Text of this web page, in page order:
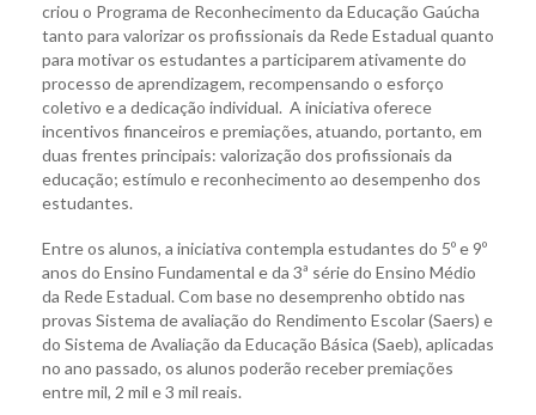
criou o Programa de Reconhecimento da Educação Gaúcha
tanto para valorizar os profissionais da Rede Estadual quanto
para motivar os estudantes a participarem ativamente do
processo de aprendizagem, recompensando o esforço
coletivo e a dedicação individual. A iniciativa oferece
incentivos financeiros e premiações, atuando, portanto, em
duas frentes principais: valorização dos profissionais da
educação; estímulo e reconhecimento ao desempenho dos
estudantes.
Entre os alunos, a iniciativa contempla estudantes do 5º e 9º
anos do Ensino Fundamental e da 3ª série do Ensino Médio
da Rede Estadual. Com base no desemprenho obtido nas
provas Sistema de avaliação do Rendimento Escolar (Saers) e
do Sistema de Avaliação da Educação Básica (Saeb), aplicadas
no ano passado, os alunos poderão receber premiações
entre mil, 2 mil e 3 mil reais.